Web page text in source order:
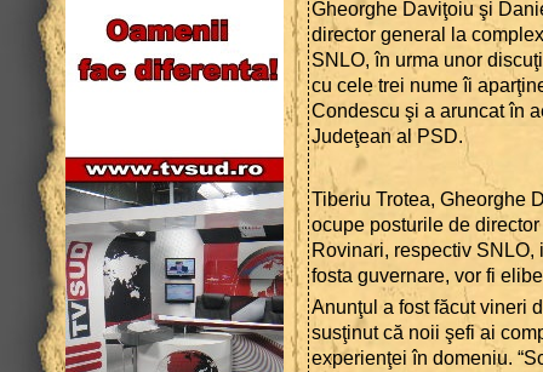
Gheorghe Daviţoiu şi
director general la
SNLO, în urma unor
cu cele trei nume îi
Condescu şi a aruncat în
Judeţean al PSD.
Tiberiu Trotea, Gheorghe
ocupe posturile de
Rovinari, respectiv
fosta guvernare, vor fi
Anunţul a fost făcut vineri
susţinut că noii şefi ai
experienţei în domeniu.